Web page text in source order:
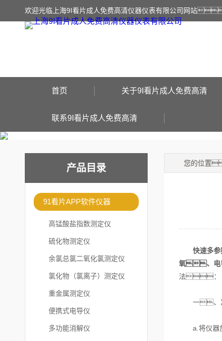
欢迎光临上海9I看片成人免费高清仪器仪表有限公司网站
首页 关于9I看片成人免费高清
联系9I看片成人免费高清
产品目录
91看片APP软件仪器
高锰酸盐指数测定仪
硫化物测定仪
余氯总氯二氧化氯测定仪
氯化物（氯离子）测定仪
重金属测定仪
便携式电导仪
多功能消解仪
您的位置
快速多
氧、电
法：
一、
a.将仪器